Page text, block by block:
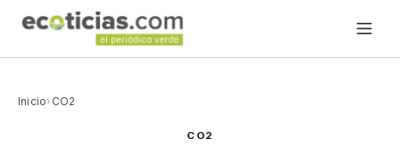
Inicio› CO2
CO2